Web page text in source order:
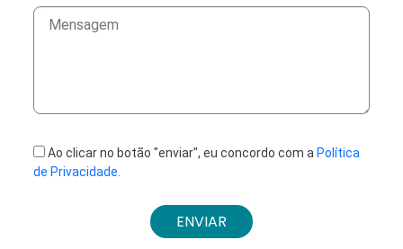
Ao clicar no botão "enviar", eu concordo com a Política
de Privacidade.
ENVIAR